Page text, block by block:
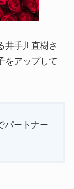
井手川直樹さ
をアップして
パートナー